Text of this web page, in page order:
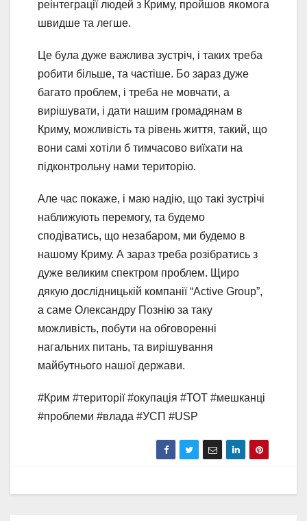
реінтеграції людей з Криму, пройшов якомога
швидше та легше.
Це була дуже важлива зустріч, і таких треба
робити більше, та частіше. Бо зараз дуже
багато проблем, і треба не мовчати, а
вирішувати, і дати нашим громадянам в
Криму, можливість та рівень життя, такий, що
вони самі хотіли б тимчасово виїхати на
підконтрольну нами територію.
Але час покаже, і маю надію, що такі зустрічі
наближують перемогу, та будемо
сподіватись, що незабаром, ми будемо в
нашому Криму. А зараз треба розібратись з
дуже великим спектром проблем. Щиро
дякую дослідницькій компанії “Active Group”,
а саме Олександру Познію за таку
можливість, побути на обговоренні
нагальних питань, та вирішування
майбутнього нашої держави.
#Крим #території #окупація #ТОТ #мешканці
#проблеми #влада #УСП #USP